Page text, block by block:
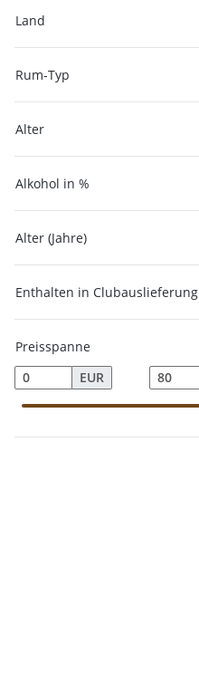
Land
Rum-Typ
Alter
Alkohol in %
Alter (Jahre)
Enthalten in Clubauslieferung
Preisspanne
EUR